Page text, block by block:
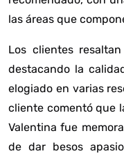
las áreas que
Los clientes
destacando la
elogiado en varias
cliente comentó que
Valentina fue
de dar besos